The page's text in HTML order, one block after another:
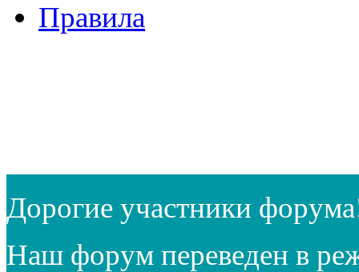
Правила
Дорогие участники
Наш форум переведен в